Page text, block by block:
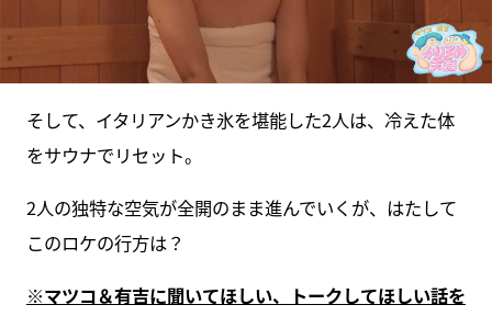
そして、イタリアンかき氷を堪能した2人は、冷えた体
をサウナでリセット。
2人の独特な空気が全開のまま進んでいくが、はたして
このロケの行方は？
※マツコ＆有吉に聞いてほしい、トークしてほしい話を